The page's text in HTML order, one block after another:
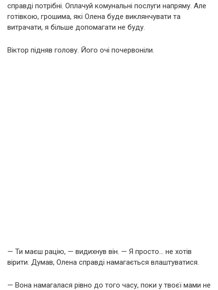
справді потрібні. Оплачуй комунальні послуги напряму. Але
готівкою, грошима, які Олена буде виклянчувати та
витрачати, я більше допомагати не буду.
Віктор підняв голову. Його очі почервоніли.
— Ти маєш рацію, — видихнув він. — Я просто… не хотів
вірити. Думав, Олена справді намагається влаштуватися.
— Вона намагалася рівно до того часу, поки у твоєї мами не